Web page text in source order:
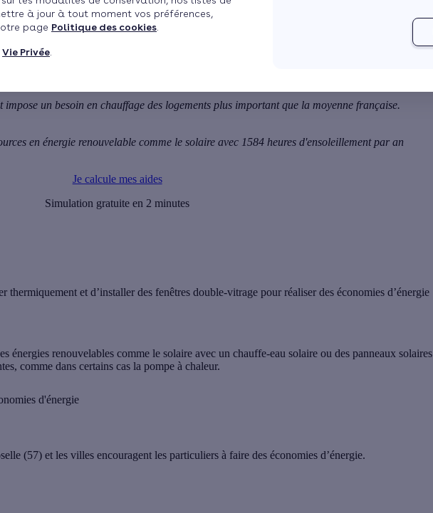
à jour à tout moment vos préférences,
page Politique des cookies
Vie Privée
économies d'énergie
un besoin en chauffage des logements plus important que la moyenne française.
en énergie renouvelable comme le solaire avec 1584 heures d'ensoleillement par an
Je calcule mes aides
Simulation gratuite en 2 minutes
thermiquement et d’installer des fenêtres double-vitrage pour réaliser des économies d’énergie
énergies renouvelables comme le solaire avec un chauffe-eau solaire ou des panneaux solaires
comme dans certains cas la pompe à chaleur.
d'énergie
(57) et les villes encouragent les particuliers à faire des économies d’énergie.